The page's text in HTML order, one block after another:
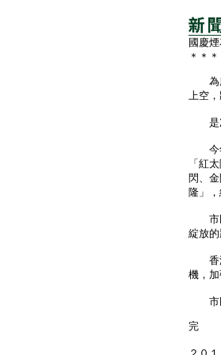
國慶
＊＊
為慶
上空
是次
今年
「紅
閃、
隆」
市民
綻放
香港
機，
市民
完